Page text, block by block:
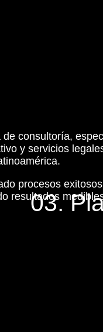
03.
de consultoría,
y servicios
procesos
resultados